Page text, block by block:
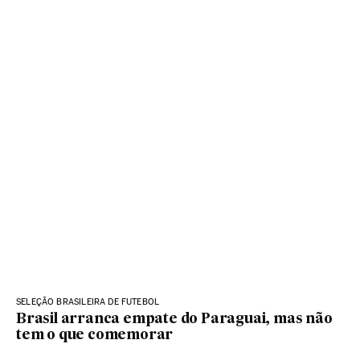
SELEÇÃO BRASILEIRA DE FUTEBOL
Brasil arranca empate do Paraguai, mas não
tem o que comemorar